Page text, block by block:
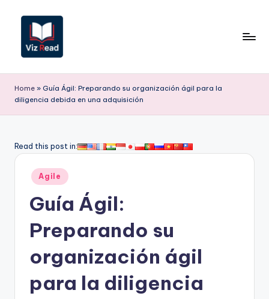
contenido
iz
R
a
Home » Guía Ágil: Preparando su organización ágil para la
diligencia debida en una adquisición
Read this post in:
Publicado
en
Agile
Guía Ágil:
Preparando su
organización ágil
para la diligencia